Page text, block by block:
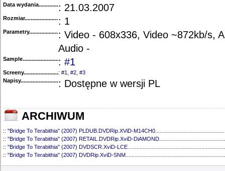
Data wydania......................................
: 21.03.2007
Rozmiar...........................................
: 1
Parametry.........................................: Video - 608x336, Video ~872kb/s,
Audio -
Sample............................................
: #1
Screeny...........................................
: #1 #2 #3
Napisy............................................: Dostępne w wersji PL
ARCHIWUM
:: "Bridge To Terabithia" (2007) PLDUB.DVDRip.XViD-M14CH0
:: "Bridge To Terabithia" (2007) RETAIL.DVDRip.XviD-DiAMOND
:: "Bridge To Terabithia" (2007) DVDSCR.XviD-LCE
:: "Bridge To Terabithia" (2007) DVDRip.XviD-SNM